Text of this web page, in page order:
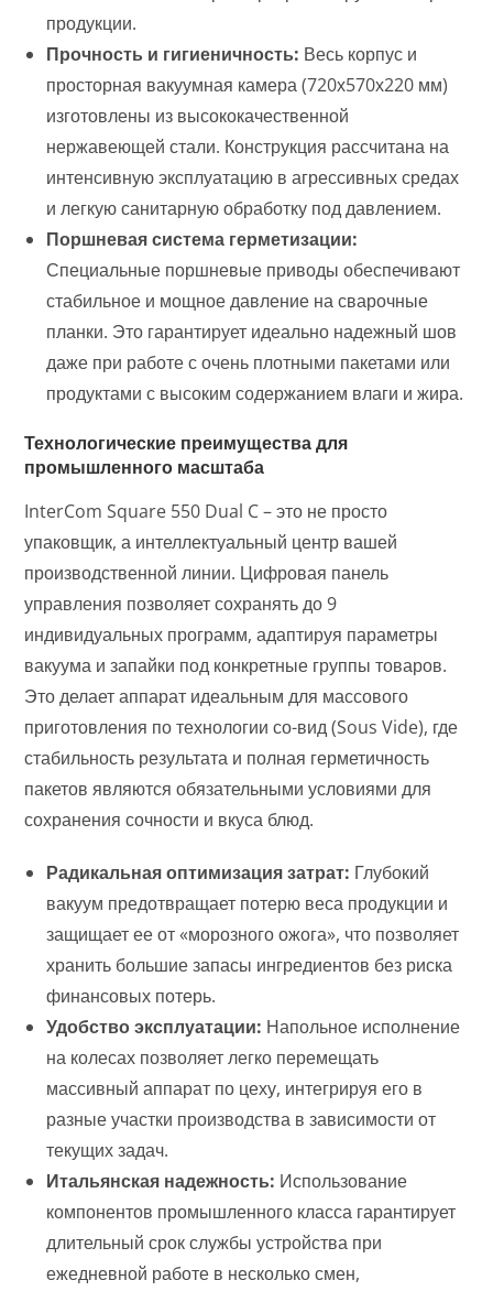
продукции.
Прочность и гигиеничность: Весь корпус и
просторная вакуумная камера (720х570х220 мм)
изготовлены из высококачественной
нержавеющей стали. Конструкция рассчитана на
интенсивную эксплуатацию в агрессивных средах
и легкую санитарную обработку под давлением.
Поршневая система герметизации:
Специальные поршневые приводы обеспечивают
стабильное и мощное давление на сварочные
планки. Это гарантирует идеально надежный шов
даже при работе с очень плотными пакетами или
продуктами с высоким содержанием влаги и жира.
Технологические преимущества для
промышленного масштаба
InterCom Square 550 Dual C – это не просто
упаковщик, а интеллектуальный центр вашей
производственной линии. Цифровая панель
управления позволяет сохранять до 9
индивидуальных программ, адаптируя параметры
вакуума и запайки под конкретные группы товаров.
Это делает аппарат идеальным для массового
приготовления по технологии со-вид (Sous Vide), где
стабильность результата и полная герметичность
пакетов являются обязательными условиями для
сохранения сочности и вкуса блюд.
Радикальная оптимизация затрат: Глубокий
вакуум предотвращает потерю веса продукции и
защищает ее от «морозного ожога», что позволяет
хранить большие запасы ингредиентов без риска
финансовых потерь.
Удобство эксплуатации: Напольное исполнение
на колесах позволяет легко перемещать
массивный аппарат по цеху, интегрируя его в
разные участки производства в зависимости от
текущих задач.
Итальянская надежность: Использование
компонентов промышленного класса гарантирует
длительный срок службы устройства при
ежедневной работе в несколько смен,